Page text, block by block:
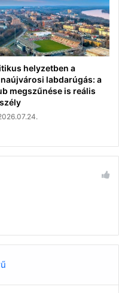
helyzetben a
labdarúgás: a
megszűnése is reális